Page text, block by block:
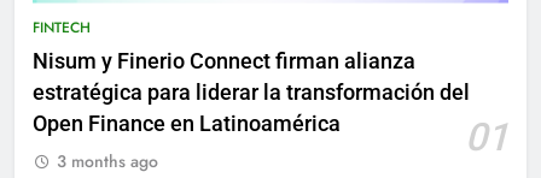
FINTECH
Nisum y Finerio Connect firman alianza
estratégica para liderar la transformación del
Open Finance en Latinoamérica
01
3 months ago